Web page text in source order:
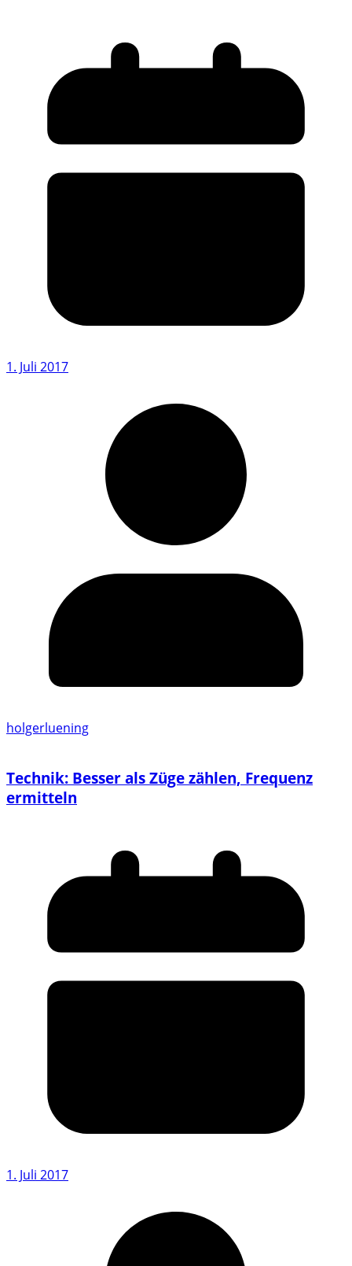
1. Juli 2017
holgerluening
Technik: Besser als Züge zählen, Frequenz
ermitteln
1. Juli 2017